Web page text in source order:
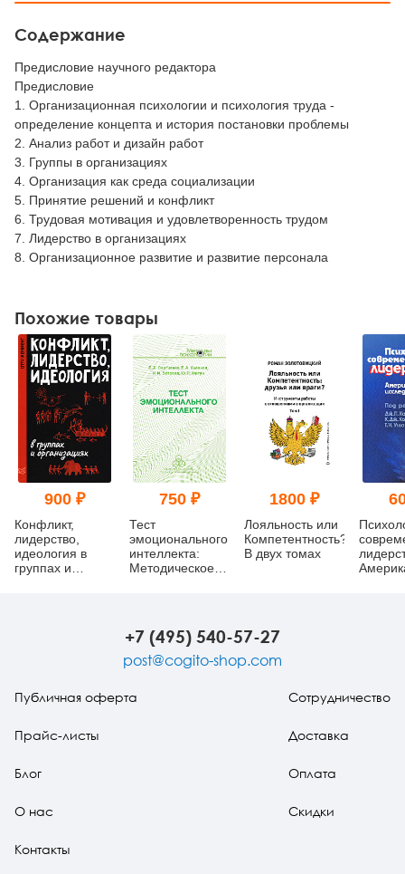
Содержание
Предисловие научного редактора
Предисловие
1. Организационная психологии и психология труда -
определение концепта и история постановки проблемы
2. Анализ работ и дизайн работ
3. Группы в организациях
4. Организация как среда социализации
5. Принятие решений и конфликт
6. Трудовая мотивация и удовлетворенность трудом
7. Лидерство в организациях
8. Организационное развитие и развитие персонала
Похожие товары
900 ₽
Конфликт,
лидерство,
идеология в
группах и
750 ₽
Тест
эмоционального
интеллекта:
Методическое
1800 ₽
Лояльность или
Компетентность?
В двух томах
+7 (495) 540-57-27
post@cogito-shop.com
Публичная оферта
Прайс-листы
Блог
О нас
Контакты
Сотрудничество
Доставка
Оплата
Скидки